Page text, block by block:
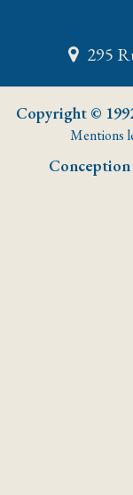
295
Copyright ©
Mentions